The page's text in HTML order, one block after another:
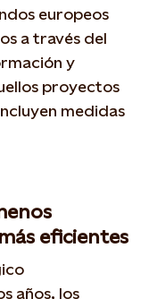
europeos
a través del
y
proyectos
medidas
eficientes
años, los